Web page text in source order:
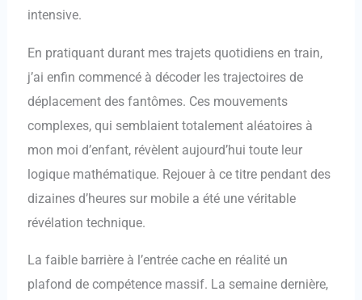
intensive.
En pratiquant durant mes trajets quotidiens en train,
j’ai enfin commencé à décoder les trajectoires de
déplacement des fantômes. Ces mouvements
complexes, qui semblaient totalement aléatoires à
mon moi d’enfant, révèlent aujourd’hui toute leur
logique mathématique. Rejouer à ce titre pendant des
dizaines d’heures sur mobile a été une véritable
révélation technique.
La faible barrière à l’entrée cache en réalité un
plafond de compétence massif. La semaine dernière,